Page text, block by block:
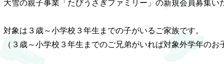
大雪の親子事業「たびうさぎファミリー」の新規会員募集い
対象は３歳～小学校３年生までの子がいるご家族です。
（３歳～小学校３年生までのご兄弟がいれば対象外学年の